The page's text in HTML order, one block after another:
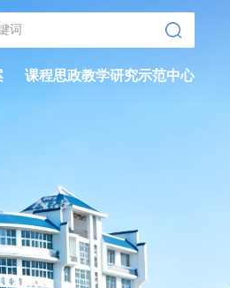
课程思政教学研究示范中心